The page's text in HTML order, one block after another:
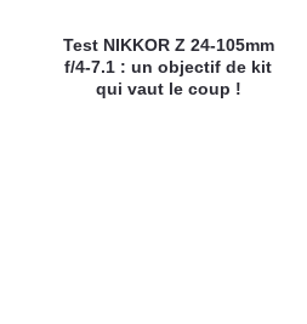
Test NIKKOR Z 24-105mm
f/4-7.1 : un objectif de kit
qui vaut le coup !